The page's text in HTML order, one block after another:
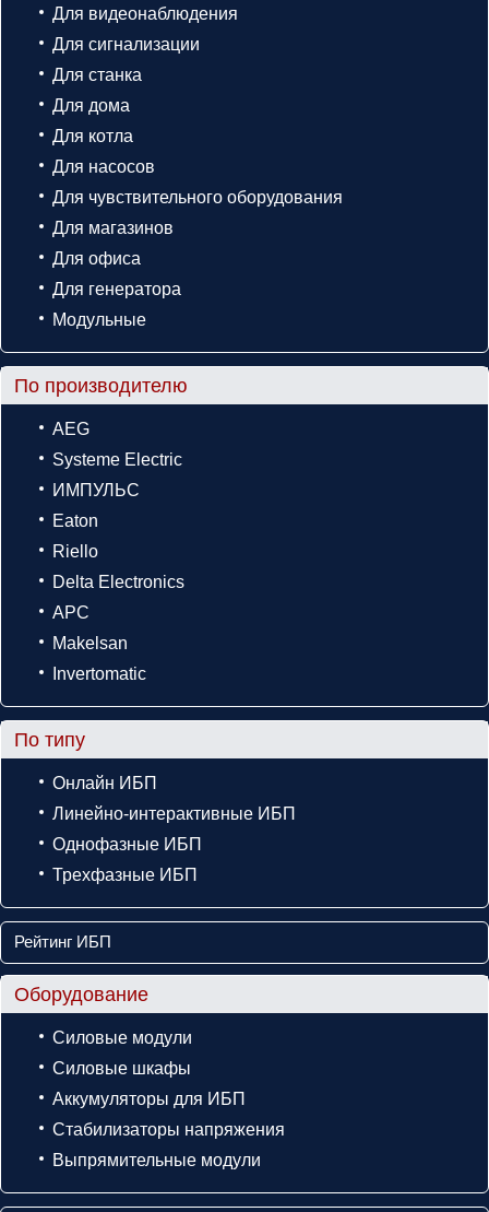
Для видеонаблюдения
Для сигнализации
Для станка
Для дома
Для котла
Для насосов
Для чувствительного оборудования
Для магазинов
Для офиса
Для генератора
Модульные
По производителю
AEG
Systeme Electric
ИМПУЛЬС
Eaton
Riello
Delta Electronics
APC
Makelsan
Invertomatic
По типу
Онлайн ИБП
Линейно-интерактивные ИБП
Однофазные ИБП
Трехфазные ИБП
Рейтинг ИБП
Оборудование
Силовые модули
Силовые шкафы
Аккумуляторы для ИБП
Стабилизаторы напряжения
Выпрямительные модули